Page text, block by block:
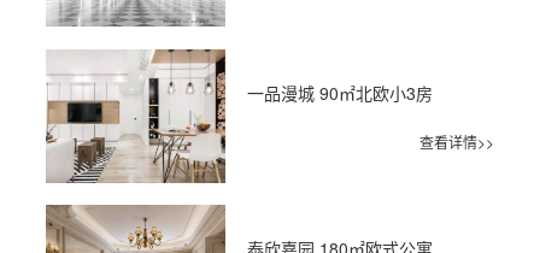
一品漫城 90㎡北欧小3房
查看详情>>